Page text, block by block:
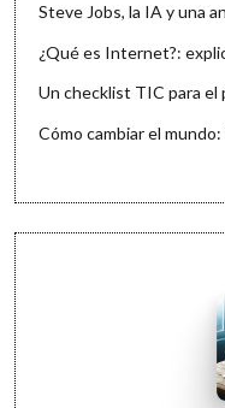
Steve Jobs, la IA y una
¿Qué es Internet?:
Un checklist TIC para el
Cómo cambiar el